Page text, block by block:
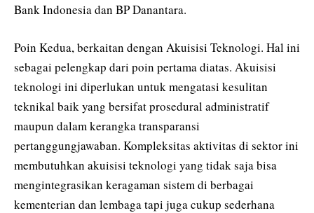
Bank Indonesia dan BP Danantara.
Poin Kedua, berkaitan dengan Akuisisi Teknologi. Hal ini
sebagai pelengkap dari poin pertama diatas. Akuisisi
teknologi ini diperlukan untuk mengatasi kesulitan
teknikal baik yang bersifat prosedural administratif
maupun dalam kerangka transparansi
pertanggungjawaban. Kompleksitas aktivitas di sektor ini
membutuhkan akuisisi teknologi yang tidak saja bisa
mengintegrasikan keragaman sistem di berbagai
kementerian dan lembaga tapi juga cukup sederhana